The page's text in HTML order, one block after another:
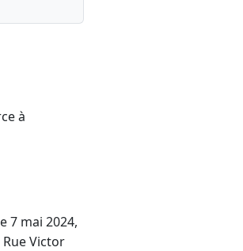
à
7 mai 2024,
Victor